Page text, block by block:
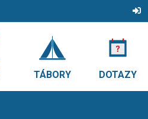
TÁBORY DOTAZY